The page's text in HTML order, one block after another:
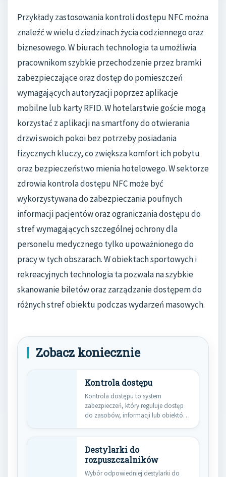
Przykłady zastosowania kontroli dostępu NFC można
znaleźć w wielu dziedzinach życia codziennego oraz
biznesowego. W biurach technologia ta umożliwia
pracownikom szybkie przechodzenie przez bramki
zabezpieczające oraz dostęp do pomieszczeń
wymagających autoryzacji poprzez aplikacje
mobilne lub karty RFID. W hotelarstwie goście mogą
korzystać z aplikacji na smartfony do otwierania
drzwi swoich pokoi bez potrzeby posiadania
fizycznych kluczy, co zwiększa komfort ich pobytu
oraz bezpieczeństwo mienia hotelowego. W sektorze
zdrowia kontrola dostępu NFC może być
wykorzystywana do zabezpieczania poufnych
informacji pacjentów oraz ograniczania dostępu do
stref wymagających szczególnej ochrony dla
personelu medycznego tylko upoważnionego do
pracy w tych obszarach. W obiektach sportowych i
rekreacyjnych technologia ta pozwala na szybkie
skanowanie biletów oraz zarządzanie dostępem do
różnych stref obiektu podczas wydarzeń masowych.
Zobacz koniecznie
Kontrola dostępu
Kontrola dostępu to system
zabezpieczeń, który reguluje dostęp
do zasobów, informacji lub obiektów.
Destylarki do
rozpuszczalników
Wybór odpowiedniej destylarki do